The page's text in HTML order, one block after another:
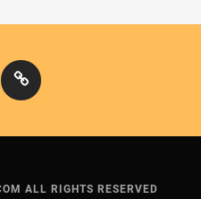
Кіномандри
ALL RIGHTS RESERVED